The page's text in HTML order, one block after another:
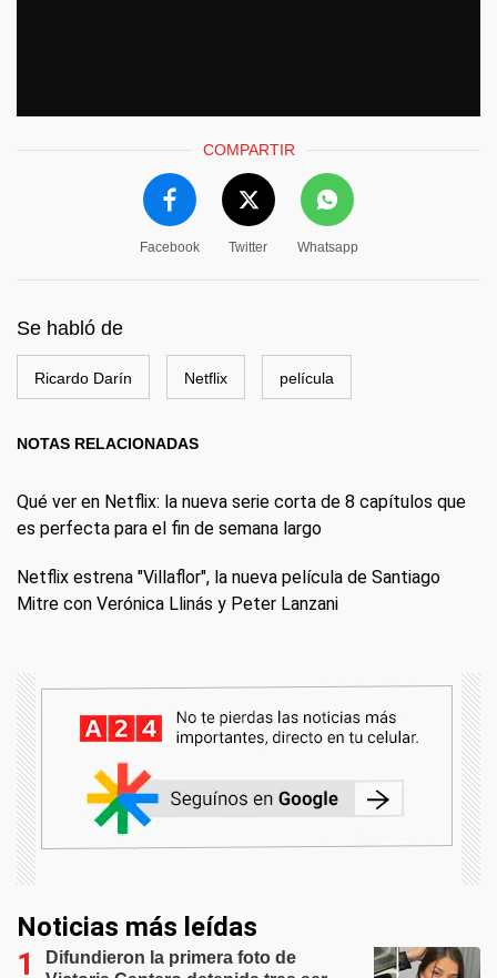
COMPARTIR
Facebook Twitter Whatsapp
Se habló de
Ricardo Darín Netflix película
NOTAS RELACIONADAS
Qué ver en Netflix: la nueva serie corta de 8 capítulos que
es perfecta para el fin de semana largo
Netflix estrena "Villaflor", la nueva película de Santiago
Mitre con Verónica Llinás y Peter Lanzani
Noticias más leídas
Difundieron la primera foto de